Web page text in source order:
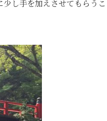
し手を加えさせてもらうこ